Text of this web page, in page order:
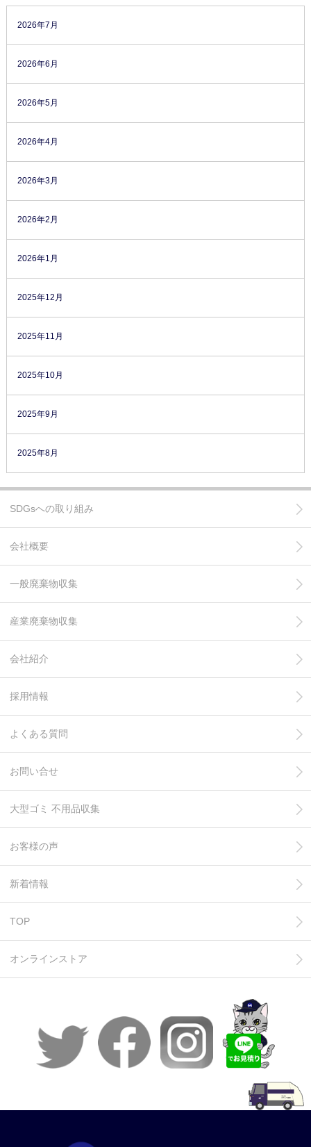
2026年7月
2026年6月
2026年5月
2026年4月
2026年3月
2026年2月
2026年1月
2025年12月
2025年11月
2025年10月
2025年9月
2025年8月
SDGsへの取り組み
会社概要
一般廃棄物収集
産業廃棄物収集
会社紹介
採用情報
よくある質問
お問い合せ
大型ゴミ 不用品収集
お客様の声
新着情報
TOP
オンラインストア